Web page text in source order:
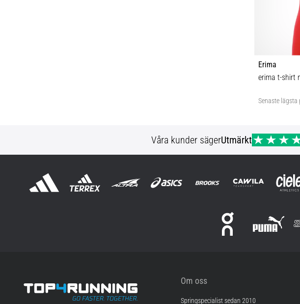
Erima
erima t-shirt
Senaste lägsta
Våra kunder sägerUtmärkt
Om oss
Springspecialist sedan 2010